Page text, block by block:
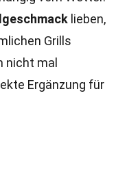
lieben,
Grills
nicht mal
Ergänzung für